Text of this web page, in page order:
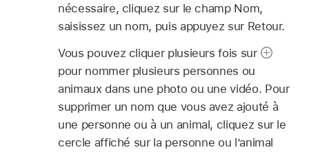
nécessaire, cliquez sur le champ Nom,
saisissez un nom, puis appuyez sur Retour.
Vous pouvez cliquer plusieurs fois sur
pour nommer plusieurs personnes ou
animaux dans une photo ou une vidéo. Pour
supprimer un nom que vous avez ajouté à
une personne ou à un animal, cliquez sur le
cercle affiché sur la personne ou l’animal